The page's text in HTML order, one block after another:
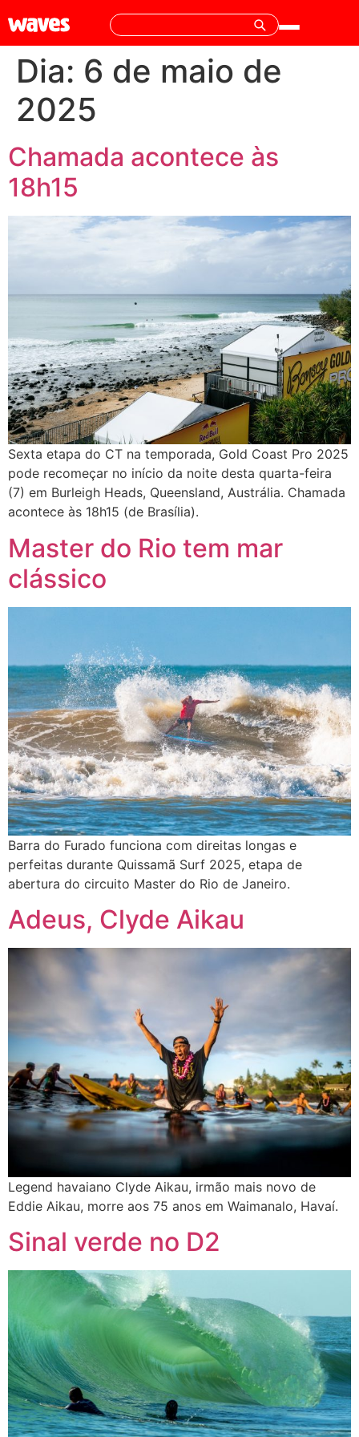
Dia: 6 de maio de
2025
Chamada acontece às
18h15
Sexta etapa do CT na temporada, Gold Coast Pro 2025
pode recomeçar no início da noite desta quarta-feira
(7) em Burleigh Heads, Queensland, Austrália. Chamada
acontece às 18h15 (de Brasília).
Master do Rio tem mar
clássico
Barra do Furado funciona com direitas longas e
perfeitas durante Quissamã Surf 2025, etapa de
abertura do circuito Master do Rio de Janeiro.
Adeus, Clyde Aikau
Legend havaiano Clyde Aikau, irmão mais novo de
Eddie Aikau, morre aos 75 anos em Waimanalo, Havaí.
Sinal verde no D2